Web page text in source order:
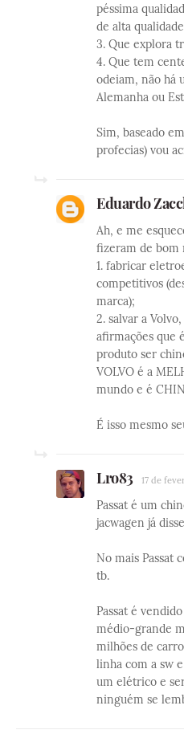
péssima
de alta
3. Que explora
4. Que tem
odeiam, não há
Alemanha ou
Sim, baseado
profecias) vou
Eduardo
Ah, e me
fizeram de bom
1. fabricar
competitivos
marca);
2. salvar a
afirmações que
produto ser
VOLVO é a
mundo e é
É isso mesmo
Lro83 17 de
Passat é um
jacwagen já
No mais Passat
tb.
Passat é
médio-grande
milhões de
linha com a sw
um elétrico e
ninguém se